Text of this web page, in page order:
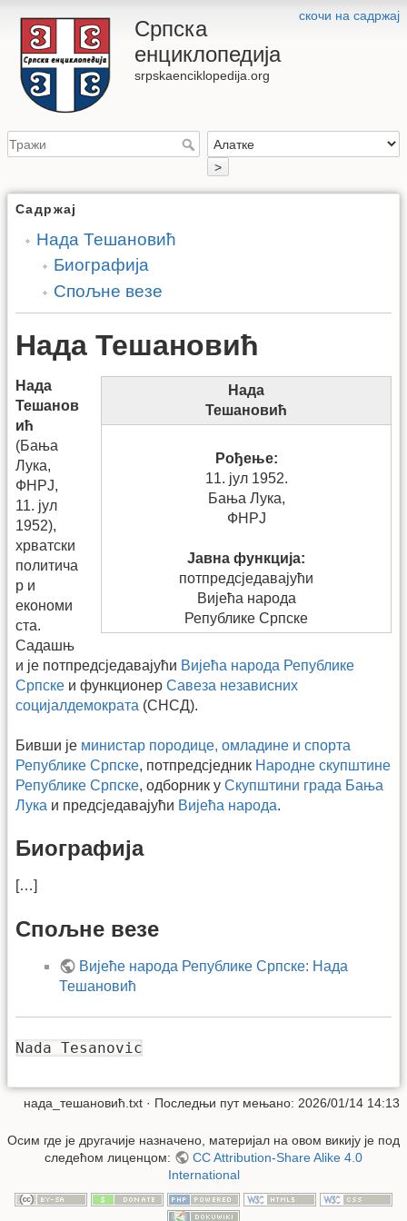
скочи на садржај
Српска
енциклопедија
srpskaenciklopedija.org
>
Садржај
Нада Тешановић
Биографија
Спољне везе
Нада Тешановић
Нада
Тешановић
Рођење:
11. јул 1952.
Бања Лука,
ФНРЈ
Јавна функција:
потпредсједавајући
Вијећа народа
Републике Српске
Нада
Тешанов
ић
(Бања
Лука,
ФНРЈ,
11. јул
1952),
хрватски
политича
р и
економи
ста.
Садашњ
и је потпредсједавајући Вијећа народа Републике
Српске и функционер Савеза независних
социјалдемократа (СНСД).
Бивши је министар породице, омладине и спорта
Републике Српске, потпредсједник Народне скупштине
Републике Српске, одборник у Скупштини града Бања
Лука и предсједавајући Вијећа народа.
Биографија
[…]
Спољне везе
Вијеће народа Републике Српске: Нада
Тешановић
Nada Tesanovic
нада_тешановић.txt · Последњи пут мењано: 2026/01/14 14:13
Осим где је другачије назначено, материјал на овом викију је под
следећом лиценцом:
CC Attribution-Share Alike 4.0
International